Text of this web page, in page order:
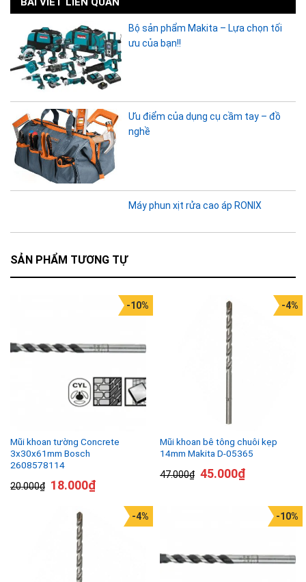
Bộ sản phẩm Makita – Lựa chọn tối
ưu của bạn!!
Ưu điểm của dụng cụ cầm tay – đồ
nghề
Máy phun xịt rửa cao áp RONIX
SẢN PHẨM TƯƠNG TỰ
Mũi khoan tường Concrete
3x30x61mm Bosch
2608578114
20.000₫
-10%
18.000₫
Mũi khoan bê tông chuôi kẹp
14mm Makita D-05365
47.000₫
-4%
45.000₫
-4% -10%